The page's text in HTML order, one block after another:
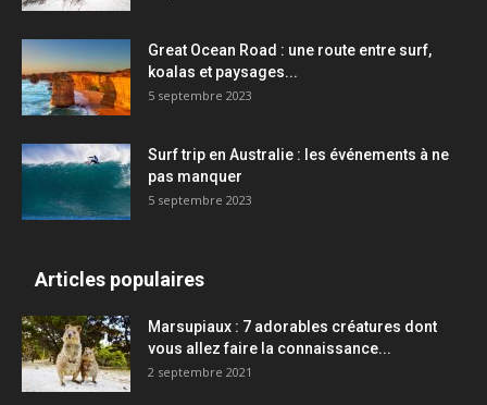
Great Ocean Road : une route entre surf,
koalas et paysages...
5 septembre 2023
Surf trip en Australie : les événements à ne
pas manquer
5 septembre 2023
Articles populaires
Marsupiaux : 7 adorables créatures dont
vous allez faire la connaissance...
2 septembre 2021